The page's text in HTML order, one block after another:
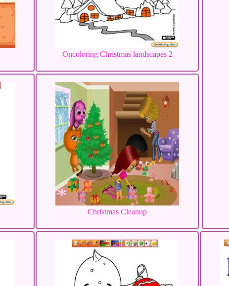
Oncoloring Christmas landscapes 2
Christmas Cleanup